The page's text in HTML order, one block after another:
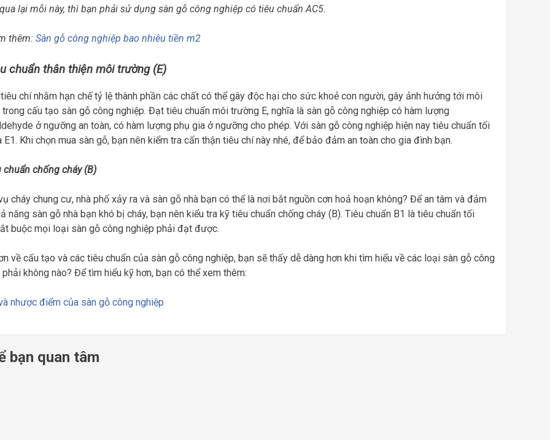
lại mỗi này, thì bạn phải sử dụng sàn gỗ công nghiệp có tiêu chuẩn AC5.
thêm: Sàn gỗ công nghiệp bao nhiêu tiền m2
chuẩn thân thiện môi trường (E)
chí nhằm hạn chế tỷ lệ thành phần các chất có thể gây độc hại cho sức khoẻ con người, gây ảnh hưởng tới môi
cấu tạo sàn gỗ công nghiệp. Đạt tiêu chuẩn môi trường E, nghĩa là sàn gỗ công nghiệp có hàm lượng
ở ngưỡng an toàn, có hàm lượng phụ gia ở ngưỡng cho phép. Với sàn gỗ công nghiệp hiện nay tiêu chuẩn tối
E1. Khi chọn mua sàn gỗ, bạn nên kiểm tra cẩn thận tiêu chí này nhé, để bảo đảm an toàn cho gia đình bạn.
chuẩn chống cháy (B)
cháy chung cư, nhà phố xảy ra và sàn gỗ nhà bạn có thể là nơi bắt nguồn cơn hoả hoạn không? Để an tâm và đảm
năng sàn gỗ nhà bạn khó bị cháy, bạn nên kiểu tra kỹ tiêu chuẩn chống cháy (B). Tiêu chuẩn B1 là tiêu chuẩn tối
buộc mọi loại sàn gỗ công nghiệp phải đạt được.
về cấu tạo và các tiêu chuẩn của sàn gỗ công nghiệp, bạn sẽ thấy dễ dàng hơn khi tìm hiểu về các loại sàn gỗ công
phải không nào? Để tìm hiểu kỹ hơn, bạn có thể xem thêm:
nhược điểm của sàn gỗ công nghiệp
bạn quan tâm